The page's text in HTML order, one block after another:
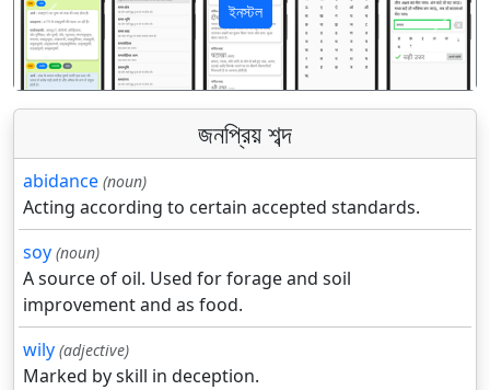
ইনস্টল
पिछला अगला
জনপ্রিয় শব্দ
abidance (noun)
Acting according to certain accepted standards.
soy (noun)
A source of oil. Used for forage and soil
improvement and as food.
wily (adjective)
Marked by skill in deception.